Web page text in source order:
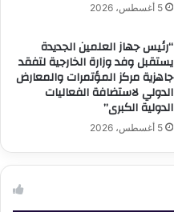
5 أغسطس، 2026
“رئيس جهاز العلمين الجديدة
يستقبل وفد وزارة الخارجية لتفقد
جاهزية مركز المؤتمرات والمعارض
الدولي لاستضافة الفعاليات
الدولية الكبرى”
5 أغسطس، 2026